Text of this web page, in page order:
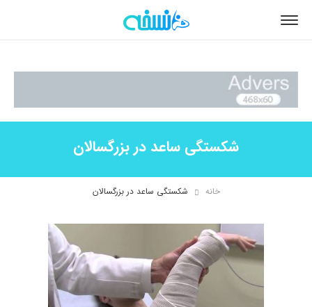
شکستگی ساعد در بزرگسالان
خانه شکستگی ساعد در بزرگسالان